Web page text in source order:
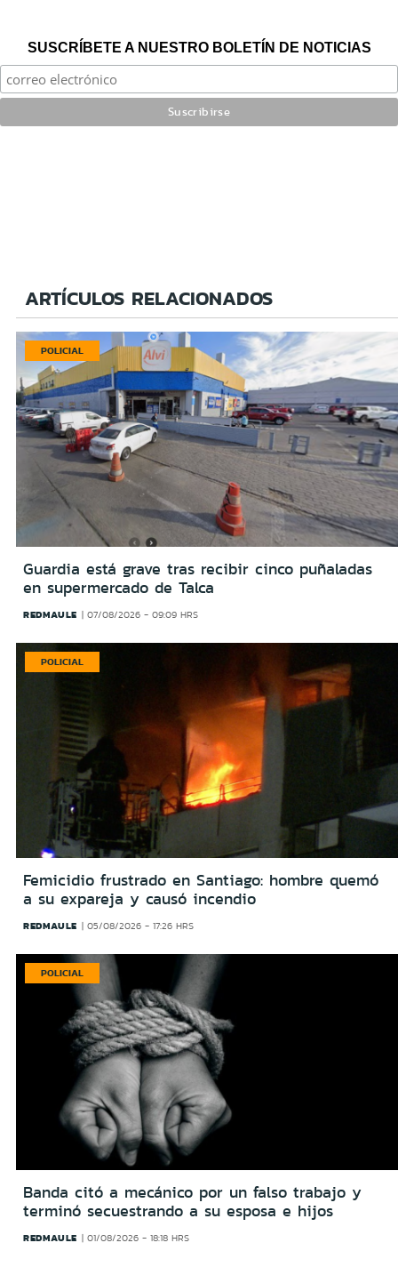
SUSCRÍBETE A NUESTRO BOLETÍN DE NOTICIAS
ARTÍCULOS RELACIONADOS
POLICIAL
Guardia está grave tras recibir cinco puñaladas
en supermercado de Talca
REDMAULE 07/08/2026 - 09:09 HRS
POLICIAL
Femicidio frustrado en Santiago: hombre quemó
a su expareja y causó incendio
REDMAULE 05/08/2026 - 17:26 HRS
POLICIAL
Banda citó a mecánico por un falso trabajo y
terminó secuestrando a su esposa e hijos
REDMAULE 01/08/2026 - 18:18 HRS